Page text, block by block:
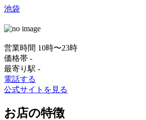
池袋
営業時間 10時〜23時
価格帯 -
最寄り駅 -
電話する
公式サイトを見る
お店の特徴